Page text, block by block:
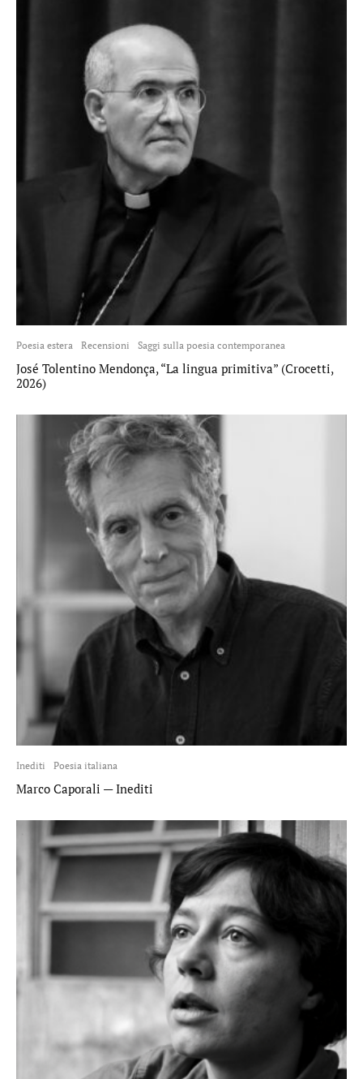
Poesia estera Recensioni Saggi sulla poesia contemporanea
José Tolentino Mendonça, “La lingua primitiva” (Crocetti,
2026)
Inediti Poesia italiana
Marco Caporali — Inediti